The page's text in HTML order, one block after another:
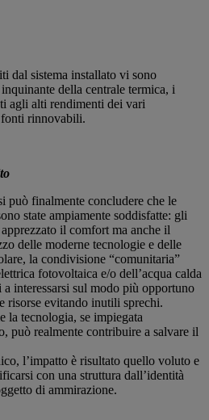
dal sistema installato vi sono
della centrale termica, i
agli alti rendimenti dei vari
rinnovabili.
può finalmente concludere che le
state ampiamente soddisfatte: gli
il comfort ma anche il
delle moderne tecnologie e delle
la condivisione “comunitaria”
fotovoltaica e/o dell’acqua calda
interessarsi sul modo più opportuno
risorse evitando inutili sprechi.
la tecnologia, se impiegata
può realmente contribuire a salvare il
l’impatto è risultato quello voluto e
con una struttura dall’identità
di ammirazione.